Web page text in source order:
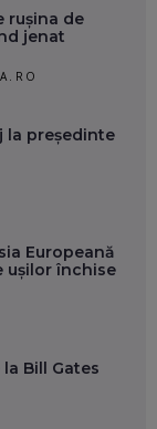
rușina de
jenat
la președinte
Europeană
ușilor închise
Bill Gates